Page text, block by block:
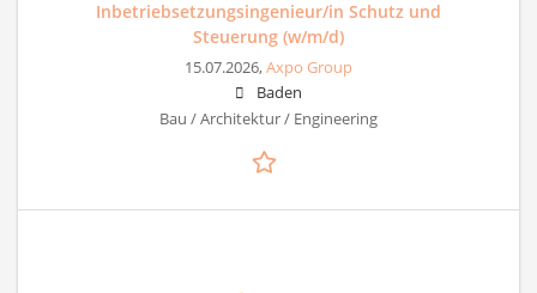
Inbetriebsetzungsingenieur/in Schutz und
Steuerung (w/m/d)
15.07.2026,Axpo Group
Baden
Bau / Architektur / Engineering